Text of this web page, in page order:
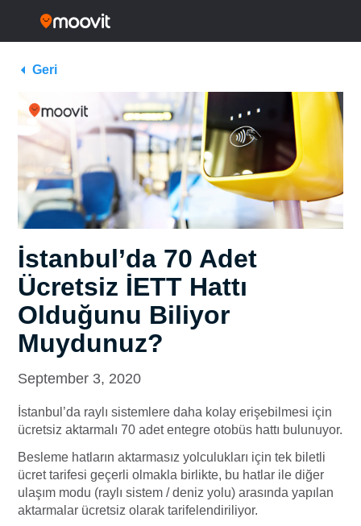
Geri
İstanbul’da 70 Adet
Ücretsiz İETT Hattı
Olduğunu Biliyor
Muydunuz?
September 3, 2020
İstanbul’da raylı sistemlere daha kolay erişebilmesi için
ücretsiz aktarmalı 70 adet entegre otobüs hattı bulunuyor.
Besleme hatların aktarmasız yolculukları için tek biletli
ücret tarifesi geçerli olmakla birlikte, bu hatlar ile diğer
ulaşım modu (raylı sistem / deniz yolu) arasında yapılan
aktarmalar ücretsiz olarak tarifelendiriliyor.